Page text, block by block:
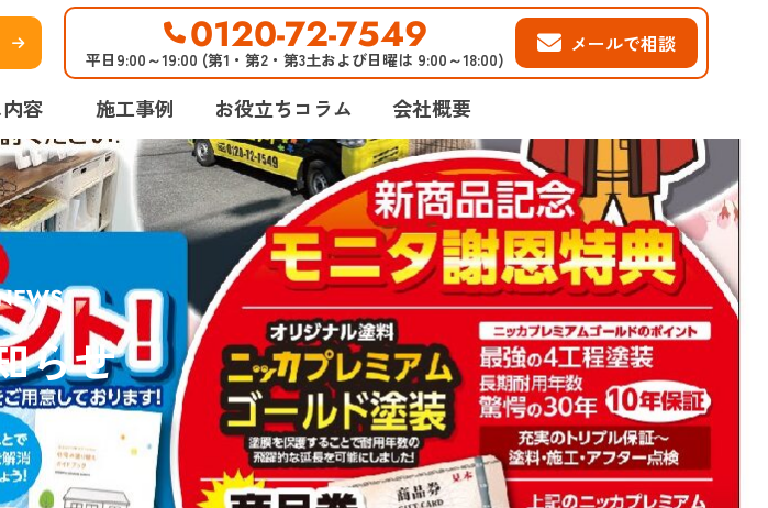
0120-72-7549
平日9:00～19:00 (第1・第2・第3土および日曜は 9:00～18:00)
メールで相談
容 施工事例 お役立ちコラム 会社概要
らせ